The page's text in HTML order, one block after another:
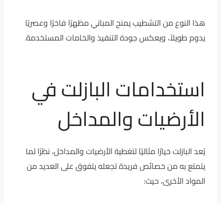
هذا النوع من التشطيب يمنح المباني مظهرًا فاخرًا وعصريًا
يدوم طويلاً، ويعكس جودة التنفيذ والخامات المستخدمة.
استخدامات البازلت في
الأرضيات والمداخل
يُعد البازلت خيارًا مثاليًا لتغطية الأرضيات والمداخل، نظرًا لما
يتمتع به من خصائص فريدة تجعله يتفوق على العديد من
المواد الأخرى، حيث: